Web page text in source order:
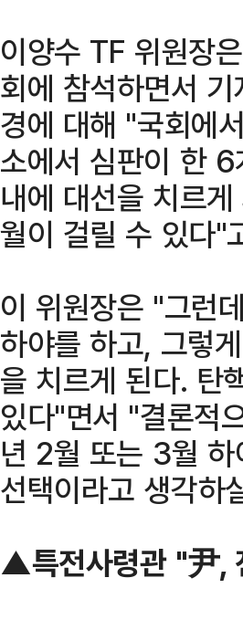
이양수 TF 위원장
회에 참석하면서
경에 대해 "국회에
소에서 심판이 한
내에 대선을 치르
월이 걸릴 수 있다"
이 위원장은 "그런
하야를 하고, 그렇
을 치르게 된다. 탄
있다"면서 "결론적
년 2월 또는 3월
선택이라고 생각하
▲특전사령관 "尹,